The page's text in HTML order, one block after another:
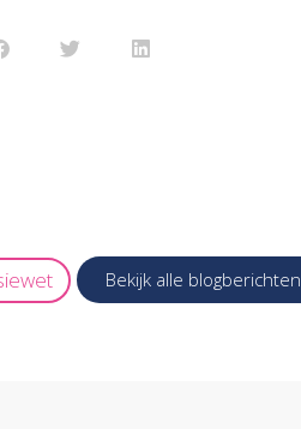
Bekijk alle blogberichten